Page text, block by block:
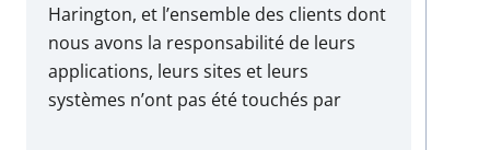
Harington, et l’ensemble des clients dont
nous avons la responsabilité de leurs
applications, leurs sites et leurs
systèmes n’ont pas été touchés par